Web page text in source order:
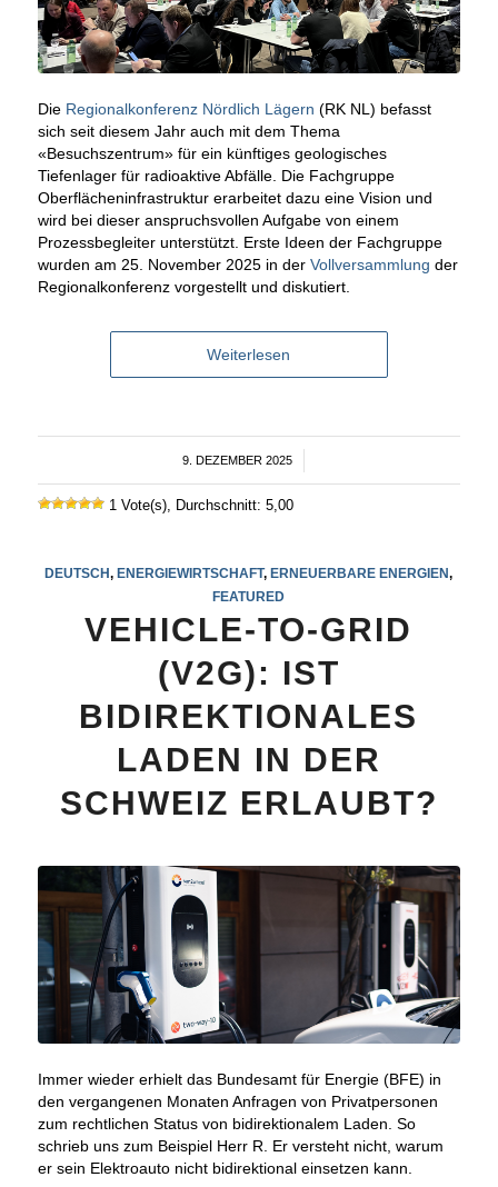
Die Regionalkonferenz Nördlich Lägern (RK NL) befasst
sich seit diesem Jahr auch mit dem Thema
«Besuchszentrum» für ein künftiges geologisches
Tiefenlager für radioaktive Abfälle. Die Fachgruppe
Oberflächen­infrastruktur erarbeitet dazu eine Vision und
wird bei dieser anspruchsvollen Aufgabe von einem
Prozessbegleiter unterstützt. Erste Ideen der Fachgruppe
wurden am 25. November 2025 in der Vollversammlung der
Regionalkonferenz vorgestellt und diskutiert.
Weiterlesen
9. DEZEMBER 2025
/
1 Vote(s), Durchschnitt: 5,00
DEUTSCH, ENERGIEWIRTSCHAFT, ERNEUERBARE ENERGIEN,
FEATURED
VEHICLE-TO-GRID
(V2G): IST
BIDIREKTIONALES
LADEN IN DER
SCHWEIZ ERLAUBT?
Immer wieder erhielt das Bundesamt für Energie (BFE) in
den vergangenen Monaten Anfragen von Privatpersonen
zum rechtlichen Status von bidirektionalem Laden. So
schrieb uns zum Beispiel Herr R. Er versteht nicht, warum
er sein Elektroauto nicht bidirektional einsetzen kann.